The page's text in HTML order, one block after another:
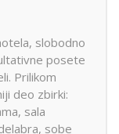
slobodno
posete
Prilikom
deo zbirki:
sala
sobe